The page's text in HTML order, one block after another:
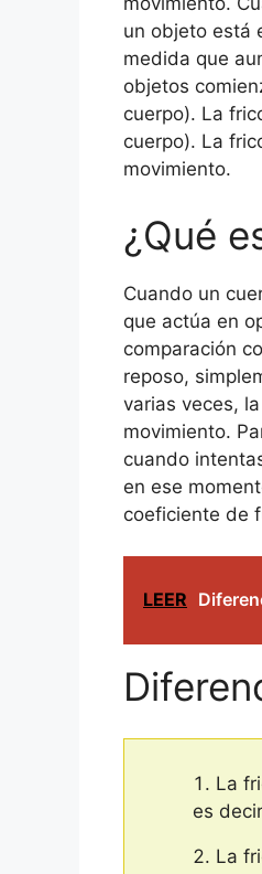
un objeto está
medida que
objetos
cuerpo). La
cuerpo). La
movimiento.
¿Qué
Cuando un
que actúa en
comparación
reposo,
varias veces,
movimiento.
cuando
en ese
coeficiente de
LEER
La
es
La